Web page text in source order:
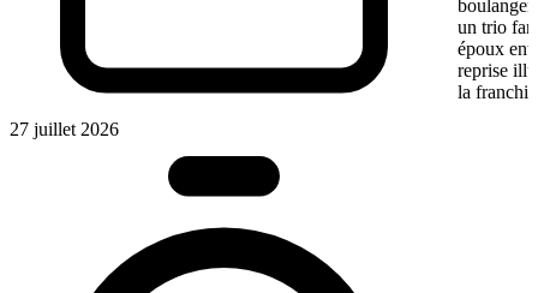
27 juillet 2026
un trio
époux
reprise
la